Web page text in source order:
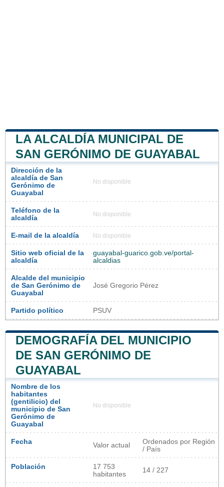
LA ALCALDÍA MUNICIPAL DE
SAN GERÓNIMO DE GUAYABAL
Dirección de la
alcaldía de San
Gerónimo de
Guayabal
No disponible
Teléfono de la
alcaldía
No disponible
E-mail de la alcaldía No disponible
Sitio web oficial de la
alcaldía
guayabal-guarico.gob.ve/portal-
alcaldias
Alcalde del municipio
de San Gerónimo de
Guayabal
José Gregorio Pérez
Partido político PSUV
DEMOGRAFÍA DEL MUNICIPIO
DE SAN GERÓNIMO DE
GUAYABAL
Nombre de los
habitantes
(gentilicio) del
municipio de San
Gerónimo de
Guayabal
No disponible
Fecha Valor actual
Ordenados por Región
/ País
Población
17 753
habitantes
14 / 227